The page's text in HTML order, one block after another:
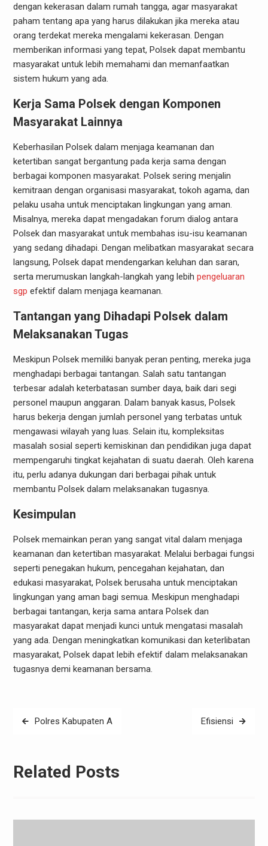
dengan kekerasan dalam rumah tangga, agar masyarakat
paham tentang apa yang harus dilakukan jika mereka atau
orang terdekat mereka mengalami kekerasan. Dengan
memberikan informasi yang tepat, Polsek dapat membantu
masyarakat untuk lebih memahami dan memanfaatkan
sistem hukum yang ada.
Kerja Sama Polsek dengan Komponen
Masyarakat Lainnya
Keberhasilan Polsek dalam menjaga keamanan dan
ketertiban sangat bergantung pada kerja sama dengan
berbagai komponen masyarakat. Polsek sering menjalin
kemitraan dengan organisasi masyarakat, tokoh agama, dan
pelaku usaha untuk menciptakan lingkungan yang aman.
Misalnya, mereka dapat mengadakan forum dialog antara
Polsek dan masyarakat untuk membahas isu-isu keamanan
yang sedang dihadapi. Dengan melibatkan masyarakat secara
langsung, Polsek dapat mendengarkan keluhan dan saran,
serta merumuskan langkah-langkah yang lebih pengeluaran
sgp efektif dalam menjaga keamanan.
Tantangan yang Dihadapi Polsek dalam
Melaksanakan Tugas
Meskipun Polsek memiliki banyak peran penting, mereka juga
menghadapi berbagai tantangan. Salah satu tantangan
terbesar adalah keterbatasan sumber daya, baik dari segi
personel maupun anggaran. Dalam banyak kasus, Polsek
harus bekerja dengan jumlah personel yang terbatas untuk
mengawasi wilayah yang luas. Selain itu, kompleksitas
masalah sosial seperti kemiskinan dan pendidikan juga dapat
mempengaruhi tingkat kejahatan di suatu daerah. Oleh karena
itu, perlu adanya dukungan dari berbagai pihak untuk
membantu Polsek dalam melaksanakan tugasnya.
Kesimpulan
Polsek memainkan peran yang sangat vital dalam menjaga
keamanan dan ketertiban masyarakat. Melalui berbagai fungsi
seperti penegakan hukum, pencegahan kejahatan, dan
edukasi masyarakat, Polsek berusaha untuk menciptakan
lingkungan yang aman bagi semua. Meskipun menghadapi
berbagai tantangan, kerja sama antara Polsek dan
masyarakat dapat menjadi kunci untuk mengatasi masalah
yang ada. Dengan meningkatkan komunikasi dan keterlibatan
masyarakat, Polsek dapat lebih efektif dalam melaksanakan
tugasnya demi keamanan bersama.
PostPolres Kabupaten A Efisiensi
Related Posts